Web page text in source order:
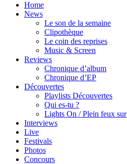
Home
News
Le son de la semaine
Clipothèque
Le coin des reprises
Music & Screen
Reviews
Chronique d’album
Chronique d’EP
Découvertes
Playlists Découvertes
Qui es-tu ?
Lights On / Plein feux sur
Interviews
Live
Festivals
Photos
Concours